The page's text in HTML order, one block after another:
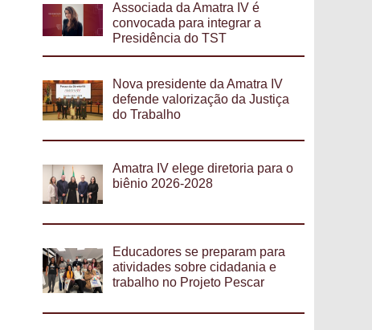
Associada da Amatra IV é
convocada para integrar a
Presidência do TST
Nova presidente da Amatra IV
defende valorização da Justiça
do Trabalho
Amatra IV elege diretoria para o
biênio 2026-2028
Educadores se preparam para
atividades sobre cidadania e
trabalho no Projeto Pescar